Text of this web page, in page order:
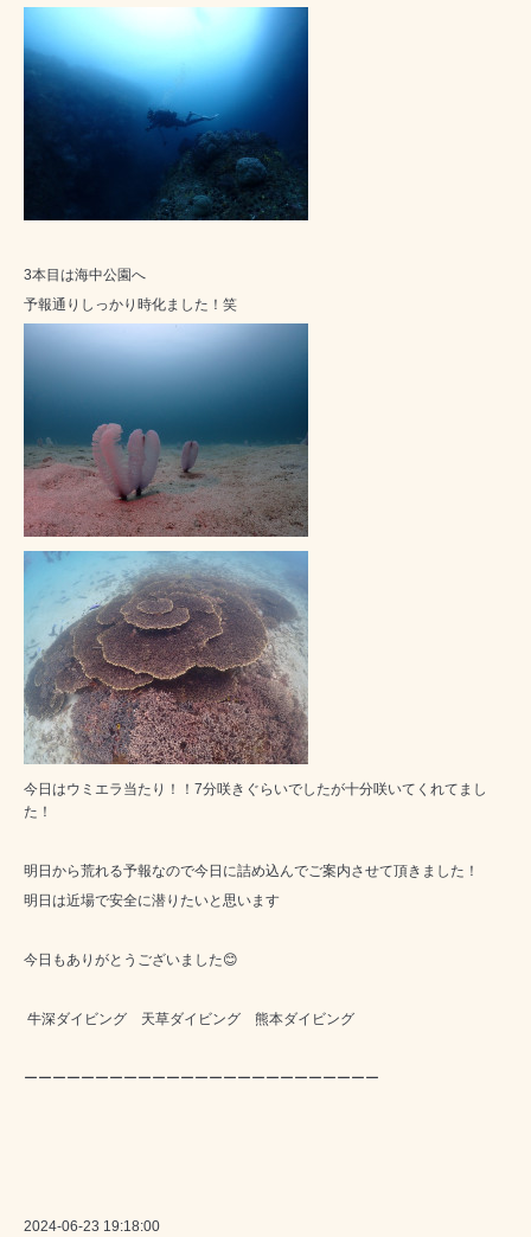
3本目は海中公園へ
予報通りしっかり時化ました！笑
今日はウミエラ当たり！！7分咲きぐらいでしたが十分咲いてくれてまし
た！
明日から荒れる予報なので今日に詰め込んでご案内させて頂きました！
明日は近場で安全に潜りたいと思います
今日もありがとうございました😊
牛深ダイビング 天草ダイビング 熊本ダイビング
ーーーーーーーーーーーーーーーーーーーーーーーーー
2024-06-23 19:18:00